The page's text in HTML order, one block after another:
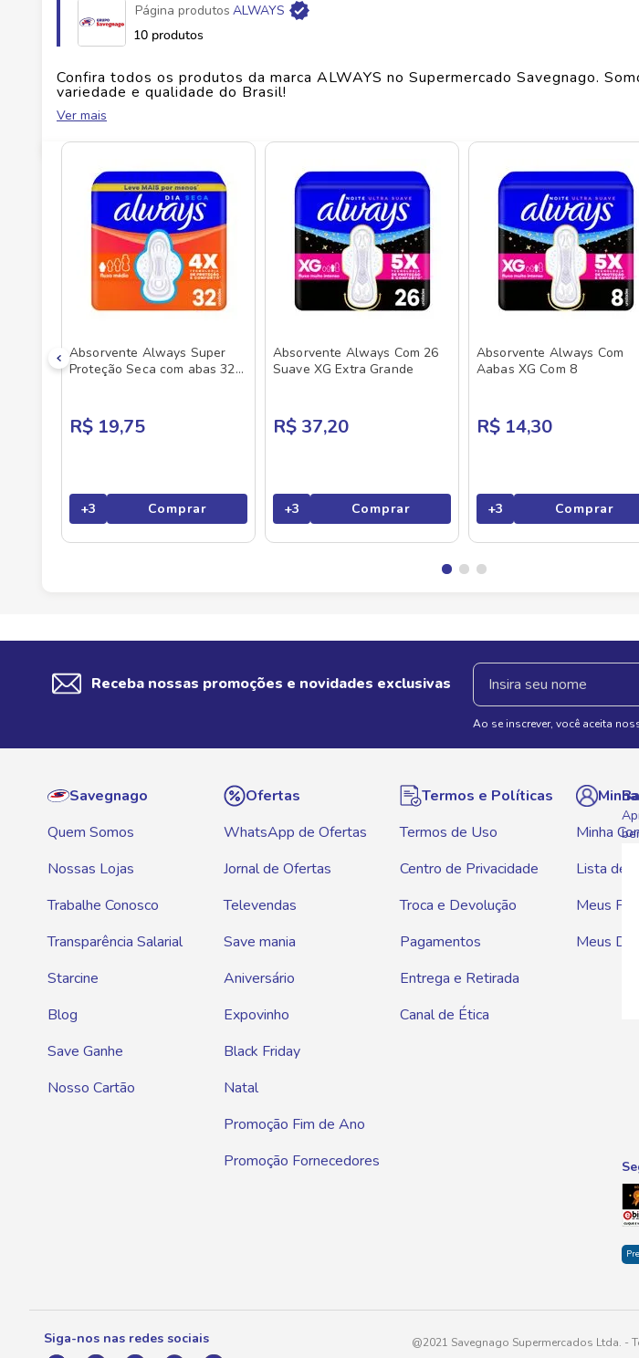
Fabricante PROCTER & GAMBLE
EAN 7500435214667
Id do produto
Comprimento
Página produtos ALWAYS
10 produtos
Confira todos os produtos da marca ALWAYS no Supermercado Savegnago.
variedade e qualidade do Brasil!
No Savegnago, você encontra uma ampla seleção de produtos
Ver mais
Absorvente Always Super
Proteção Seca com abas 32
R$ 19,75
+3 Comprar
Absorvente Always Com 26
Suave XG Extra Grande
R$ 37,20
+3 Comprar
Absorvente Always Com
Aabas XG Com 8
R$ 14,30
+3 Comprar
Receba nossas promoções e novidades exclusivas
Ao se inscrever, você aceita
Savegnago
Quem Somos
Nossas Lojas
Trabalhe Conosco
Transparência Salarial
Starcine
Blog
Save Ganhe
Nosso Cartão
Ofertas
WhatsApp de Ofertas
Jornal de Ofertas
Televendas
Save mania
Aniversário
Expovinho
Black Friday
Natal
Promoção Fim de Ano
Promoção Fornecedores
Termos e Políticas
Termos de Uso
Centro de Privacidade
Troca e Devolução
Pagamentos
Entrega e Retirada
Canal de Ética
Minha
Lista de
Meus
Meus
Siga-nos nas redes sociais
@2021 Savegnago Supermercados Ltda. -